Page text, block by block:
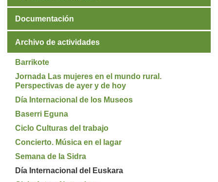
Documentación
Archivo de actividades
Barrikote
Jornada Las mujeres en el mundo rural.
Perspectivas de ayer y de hoy
Día Internacional de los Museos
Baserri Eguna
Ciclo Culturas del trabajo
Concierto. Música en el lagar
Semana de la Sidra
Día Internacional del Euskara